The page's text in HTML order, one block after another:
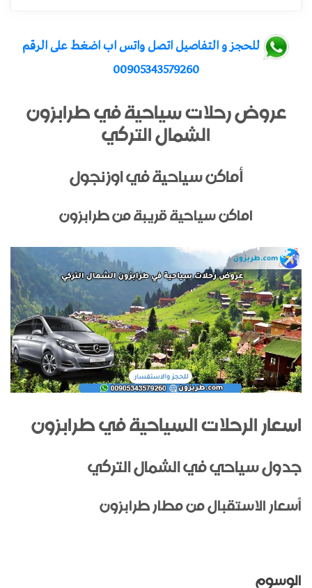
للحجز و التفاصيل اتصل واتس اب اضغط على الرقم
00905343579260
عروض رحلات سياحية في طرابزون
الشمال التركي
أماكن سياحية في اوزنجول
اماكن سياحية قريبة من طرابزون
اسعار الرحلات السياحية في طرابزون
جدول سياحي في الشمال التركي
أسعار الاستقبال من مطار طرابزون
الوسوم